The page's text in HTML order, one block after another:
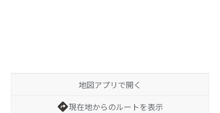
地図アプリで開く
現在地からのルートを表示